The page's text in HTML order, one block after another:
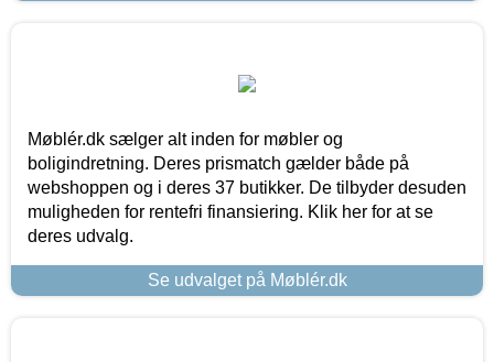
Møblér.dk sælger alt inden for møbler og
boligindretning. Deres prismatch gælder både på
webshoppen og i deres 37 butikker. De tilbyder desuden
muligheden for rentefri finansiering. Klik her for at se
deres udvalg.
Se udvalget på Møblér.dk